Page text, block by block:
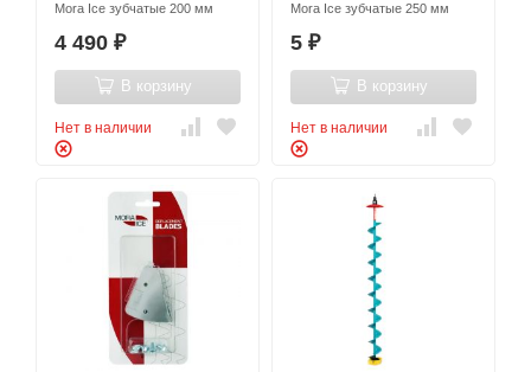
Mora Ice зубчатые 200 мм
4 490 ₽
В корзину
Нет в наличии
Mora Ice зубчатые 250 мм
5 ₽
В корзину
Нет в наличии